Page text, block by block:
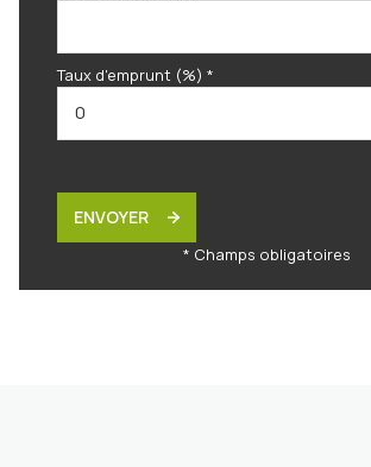
Taux d'emprunt (%) *
ENVOYER
* Champs obligatoires